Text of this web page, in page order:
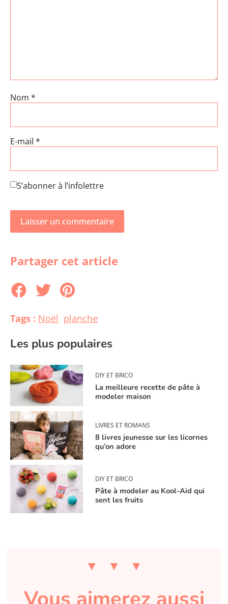
Nom *
E-mail *
S’abonner à l’infolettre
Partager cet article
Tags : Noël planche
Les plus populaires
DIY ET BRICO
La meilleure recette de pâte à
modeler maison
LIVRES ET ROMANS
8 livres jeunesse sur les licornes
qu’on adore
DIY ET BRICO
Pâte à modeler au Kool-Aid qui
sent les fruits